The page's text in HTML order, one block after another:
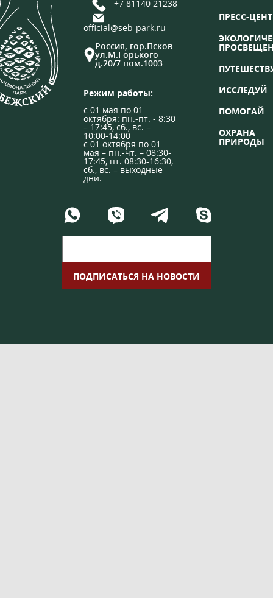
+7 81140 21238
official@seb-park.ru
Россия, гор.Псков
ул.М.Горького
д.20/7 пом.1003
Режим работы:
с 01 мая по 01
октября: пн.-пт. - 8:30
– 17:45, сб., вс. –
10:00-14:00
с 01 октября по 01
мая – пн.-чт. – 08:30-
17:45, пт. 08:30-16:30,
сб., вс. – выходные
дни.
ПРЕСС-
ИССЛЕДУЙ
ПОМОГАЙ
ОХРАНА
ПРИРОДЫ